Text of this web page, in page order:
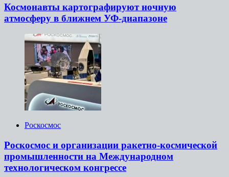
Космонавты картографируют ночную
атмосферу в ближнем УФ-диапазоне
Роскосмос
Роскосмос и организации ракетно-космической
промышленности на Международном
технологическом конгрессе